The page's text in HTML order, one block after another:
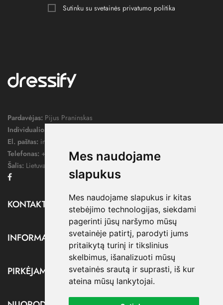
Mes naudojame
slapukus
Mes naudojame slapukus ir kitas
stebėjimo technologijas, siekdami
pagerinti jūsų naršymo mūsų
svetainėje patirtį, parodyti jums
pritaikytą turinį ir tikslinius
skelbimus, išanalizuoti mūsų
svetainės srautą ir suprasti, iš kur
ateina mūsų lankytojai.
Sutinku su svetainės privatumo politika
Pardavėjas: Pijus Praninskas
Individualios veiklos pažymos nr.:
El. paštas: info@dressify.lt
Telefonas: +370 676 78578
Šalis: Lietuva
KONTAKTAI
INFORMACIJA
PIRKĖJAMS